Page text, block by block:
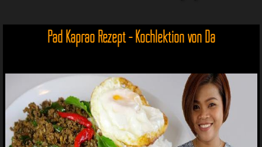
Pad Kaprao Rezept - Kochlektion von Da